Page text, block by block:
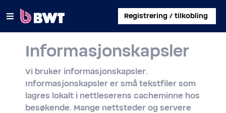
Registrering / tilkobling
×
LOGG PÅ
ADMINISTRER EN BRUKERKONTO
REGISTRER ET KIT UTEN KONTO
Informasjonskapsler
Vi bruker informasjonskapsler.
Informasjonskapsler er små tekstfiler som
lagres lokalt i nettleserens cacheminne hos
besøkende. Mange nettsteder og servere